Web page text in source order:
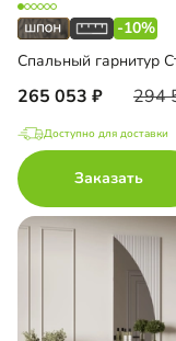
-10%
Спальный гарнитур
265 053 294
Доступно для доставки
Заказать